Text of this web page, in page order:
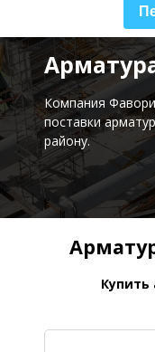
Компания
поставки
району.
Купить